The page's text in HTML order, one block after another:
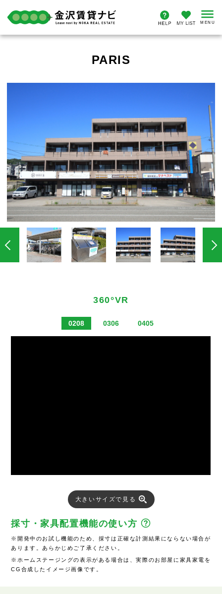
PARIS
360°VR
0208 0306 0405
大きいサイズで見る
採寸・家具配置機能の使い方
※開発中のお試し機能のため、採寸は正確な計測結果にならない場合が
あります。あらかじめご了承ください。
※ホームステージングの表示がある場合は、実際のお部屋に家具家電を
CG合成したイメージ画像です。